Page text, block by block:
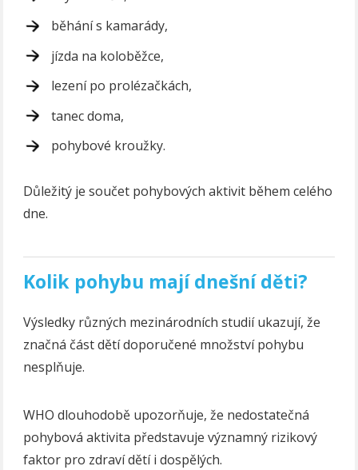
běhání s kamarády,
jízda na koloběžce,
lezení po prolézačkách,
tanec doma,
pohybové kroužky.
Důležitý je součet pohybových aktivit během celého
dne.
Kolik pohybu mají dnešní děti?
Výsledky různých mezinárodních studií ukazují, že
značná část dětí doporučené množství pohybu
nesplňuje.
WHO dlouhodobě upozorňuje, že nedostatečná
pohybová aktivita představuje významný rizikový
faktor pro zdraví dětí i dospělých.